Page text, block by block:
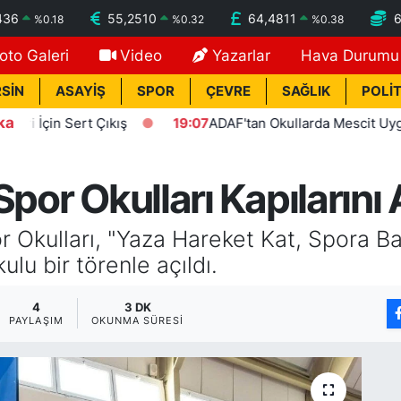
%0.18 55,2510 %0.32 64,4811 %0.38
Galeri Video Yazarlar Hava Durumu
ASAYİŞ SPOR ÇEVRE SAĞLIK
19:07 ADAF'tan Okullarda Mescit Uygulaması Çağrısı
Okulları Kapılarını
"Yaza Hareket Kat, Spora
bir törenle açıldı.
4
PAYLAŞIM
3 DK
OKUNMA SÜRESI